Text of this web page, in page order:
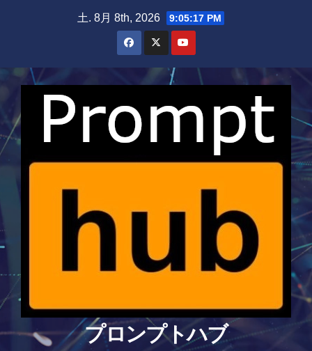
土. 8月 8th, 2026 9:05:17 PM
プロンプトハブ